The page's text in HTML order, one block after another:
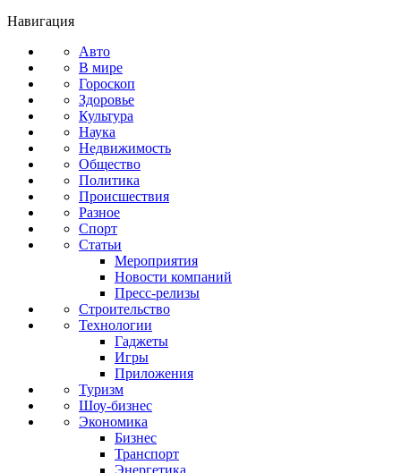
Навигация
Авто
В мире
Гороскоп
Здоровье
Культура
Наука
Недвижимость
Общество
Политика
Происшествия
Разное
Спорт
Статьи
Мероприятия
Новости компаний
Пресс-релизы
Строительство
Технологии
Гаджеты
Игры
Приложения
Туризм
Шоу-бизнес
Экономика
Бизнес
Транспорт